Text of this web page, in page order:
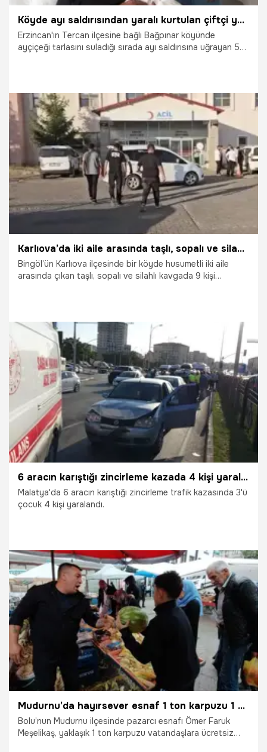
Köyde ayı saldırısından yaralı kurtulan çiftçi yaşadıklarını anlattı: Kürek olmasaydı sonum ne olurdu bilemedim
Erzincan'ın Tercan ilçesine bağlı Bağpınar köyünde
ayçiçeği tarlasını suladığı sırada ayı saldırısına uğrayan 53
söyledi.
25.07.2026 Gündem
Karlıova’da iki aile arasında taşlı, sopalı ve silahlı kavga
Bingöl’ün Karlıova ilçesinde bir köyde husumetli iki aile
arasında çıkan taşlı, sopalı ve silahlı kavgada 9 kişi
25.07.2026 Gündem
6 aracın karıştığı zincirleme kazada 4 kişi yaralandı
Malatya'da 6 aracın karıştığı zincirleme trafik kazasında 3'ü
çocuk 4 kişi yaralandı.
25.07.2026 Gündem
Mudurnu’da hayırsever esnaf 1 ton karpuzu 1 saatte ücretsiz dağıttı
Bolu’nun Mudurnu ilçesinde pazarcı esnafı Ömer Faruk
Meşelikaş, yaklaşık 1 ton karpuzu vatandaşlara ücretsiz